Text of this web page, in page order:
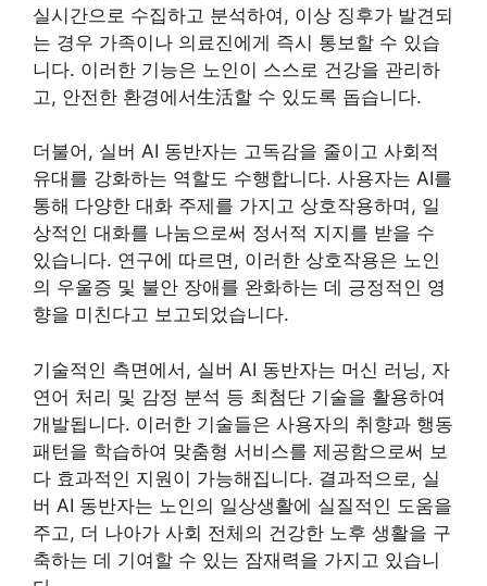
실시간으로 수집하고 분석하여, 이상 징후가 발견되
는 경우 가족이나 의료진에게 즉시 통보할 수 있습
니다. 이러한 기능은 노인이 스스로 건강을 관리하
고, 안전한 환경에서生活할 수 있도록 돕습니다.
더불어, 실버 AI 동반자는 고독감을 줄이고 사회적
유대를 강화하는 역할도 수행합니다. 사용자는 AI를
통해 다양한 대화 주제를 가지고 상호작용하며, 일
상적인 대화를 나눔으로써 정서적 지지를 받을 수
있습니다. 연구에 따르면, 이러한 상호작용은 노인
의 우울증 및 불안 장애를 완화하는 데 긍정적인 영
향을 미친다고 보고되었습니다.
기술적인 측면에서, 실버 AI 동반자는 머신 러닝, 자
연어 처리 및 감정 분석 등 최첨단 기술을 활용하여
개발됩니다. 이러한 기술들은 사용자의 취향과 행동
패턴을 학습하여 맞춤형 서비스를 제공함으로써 보
다 효과적인 지원이 가능해집니다. 결과적으로, 실
버 AI 동반자는 노인의 일상생활에 실질적인 도움을
주고, 더 나아가 사회 전체의 건강한 노후 생활을 구
축하는 데 기여할 수 있는 잠재력을 가지고 있습니